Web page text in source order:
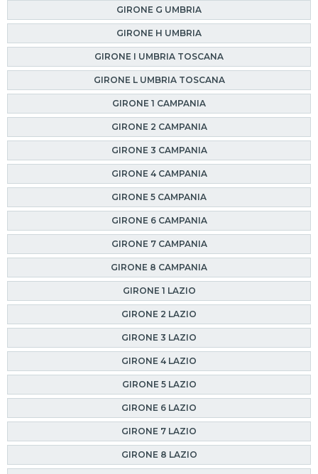
GIRONE G UMBRIA
GIRONE H UMBRIA
GIRONE I UMBRIA TOSCANA
GIRONE L UMBRIA TOSCANA
GIRONE 1 CAMPANIA
GIRONE 2 CAMPANIA
GIRONE 3 CAMPANIA
GIRONE 4 CAMPANIA
GIRONE 5 CAMPANIA
GIRONE 6 CAMPANIA
GIRONE 7 CAMPANIA
GIRONE 8 CAMPANIA
GIRONE 1 LAZIO
GIRONE 2 LAZIO
GIRONE 3 LAZIO
GIRONE 4 LAZIO
GIRONE 5 LAZIO
GIRONE 6 LAZIO
GIRONE 7 LAZIO
GIRONE 8 LAZIO